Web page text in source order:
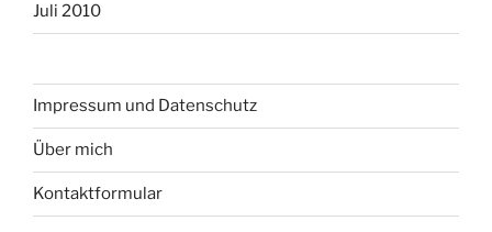
Juli 2010
Impressum und Datenschutz
Über mich
Kontaktformular